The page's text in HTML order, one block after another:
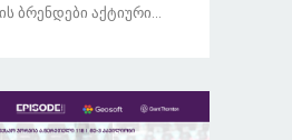
Ბრენდები Აქტიური...